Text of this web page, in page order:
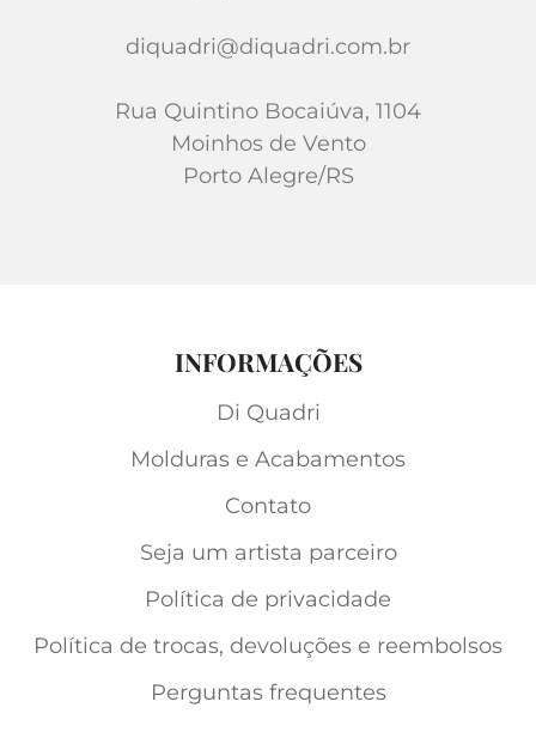
diquadri@diquadri.com.br
Rua Quintino Bocaiúva, 1104
Moinhos de Vento
Porto Alegre/RS
INFORMAÇÕES
Di Quadri
Molduras e Acabamentos
Contato
Seja um artista parceiro
Política de privacidade
Política de trocas, devoluções e reembolsos
Perguntas frequentes